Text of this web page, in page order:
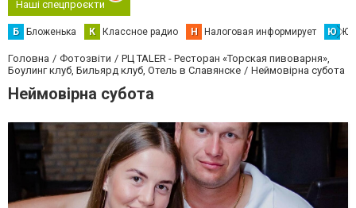
Наші спецпроєкти
Б Бложенька К Классное радио Н Налоговая информирует Ю
Головна Фотозвіти
РЦ TALER - Ресторан «Торская пивоварня»,
Боулинг клуб, Бильярд клуб, Отель в Славянске
Неймовірна субота
Неймовірна субота